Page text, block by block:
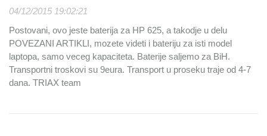
04/12/2015 19:02:21
Postovani, ovo jeste baterija za HP 625, a takodje u delu
POVEZANI ARTIKLI, mozete videti i bateriju za isti model
laptopa, samo veceg kapaciteta. Baterije saljemo za BiH.
Transportni troskovi su 9eura. Transport u proseku traje od 4-7
dana. TRIAX team